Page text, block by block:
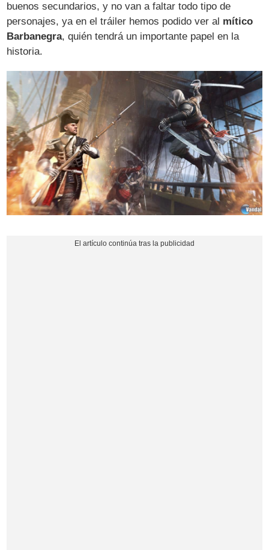
buenos secundarios, y no van a faltar todo tipo de
personajes, ya en el tráiler hemos podido ver al mítico
Barbanegra, quién tendrá un importante papel en la
historia.